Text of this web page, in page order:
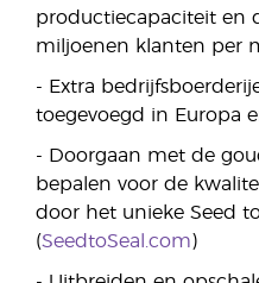
productiecapaciteit en
miljoenen klanten per
- Extra
toegevoegd in Europa
- Doorgaan met de
bepalen voor de
door het unieke Seed
(SeedtoSeal.com)